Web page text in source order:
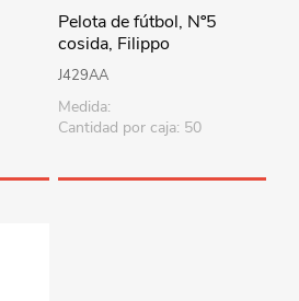
Pelota de fútbol, Nº5
cosida, Filippo
J429AA
Medida:
Cantidad por caja: 50